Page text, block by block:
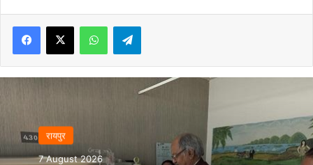
Facebook
X WhatsAppTelegram
रायपुर
7 August 2026